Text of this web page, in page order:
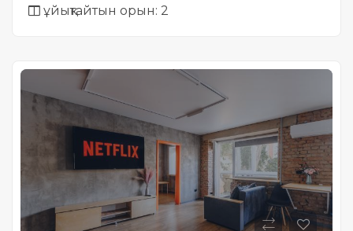
ұйықтайтын орын: 2